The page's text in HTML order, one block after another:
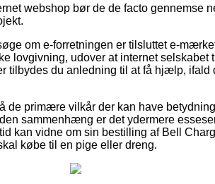
webshop bør de de facto gennemse
om e-forretningen er tilsluttet e-
lovgivning, udover at internet selskabet
tilbydes du anledning til at få hjælp,
de primære vilkår der kan have
sammenhæng er det ydermere
kan vidne om sin bestilling af Bell
købe til en pige eller dreng.